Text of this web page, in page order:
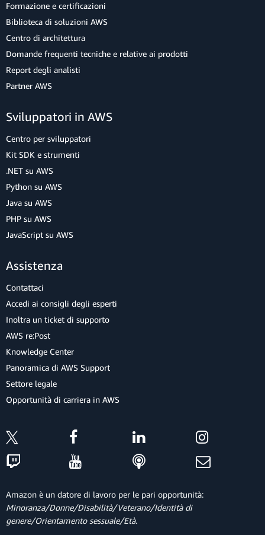
Formazione e certificazioni
Biblioteca di soluzioni AWS
Centro di architettura
Domande frequenti tecniche e relative ai prodotti
Report degli analisti
Partner AWS
Sviluppatori in AWS
Centro per sviluppatori
Kit SDK e strumenti
.NET su AWS
Python su AWS
Java su AWS
PHP su AWS
JavaScript su AWS
Assistenza
Contattaci
Accedi ai consigli degli esperti
Inoltra un ticket di supporto
AWS re:Post
Knowledge Center
Panoramica di AWS Support
Settore legale
Opportunità di carriera in AWS
Amazon è un datore di lavoro per le pari opportunità:
Minoranza/Donne/Disabilità/Veterano/Identità di
genere/Orientamento sessuale/Età.